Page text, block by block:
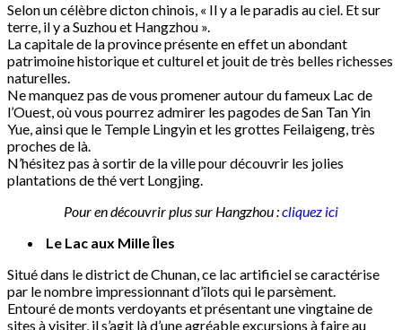
Selon un célèbre dicton chinois, « Il y a le paradis au ciel. Et sur
terre, il y a Suzhou et Hangzhou ».
La capitale de la province présente en effet un abondant
patrimoine historique et culturel et jouit de très belles richesses
naturelles.
Ne manquez pas de vous promener autour du fameux Lac de
l’Ouest, où vous pourrez admirer les pagodes de San Tan Yin
Yue, ainsi que le Temple Lingyin et les grottes Feilaigeng, très
proches de là.
N’hésitez pas à sortir de la ville pour découvrir les jolies
plantations de thé vert Longjing.
Pour en découvrir plus sur Hangzhou :cliquez ici
Le Lac aux Mille Îles
Situé dans le district de Chunan, ce lac artificiel se caractérise
par le nombre impressionnant d’îlots qui le parsèment.
Entouré de monts verdoyants et présentant une vingtaine de
sites à visiter, il s’agit là d’une agréable excursions à faire au